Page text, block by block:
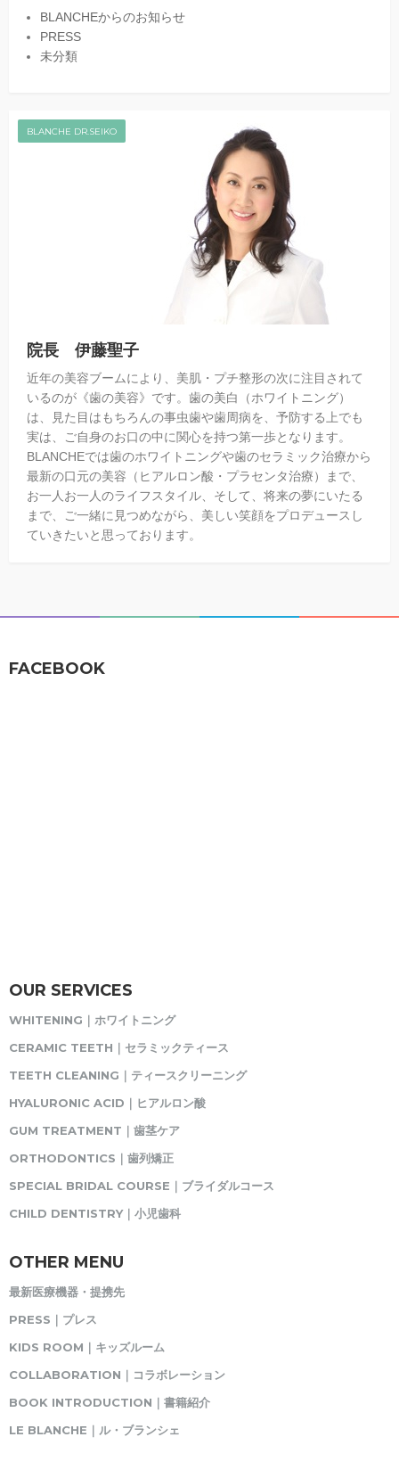
BLANCHEからのお知らせ
PRESS
未分類
BLANCHE DR.SEIKO
院長 伊藤聖子
近年の美容ブームにより、美肌・プチ整形の次に注目されて
いるのが《歯の美容》です。歯の美白（ホワイトニング）
は、見た目はもちろんの事虫歯や歯周病を、予防する上でも
実は、ご自身のお口の中に関心を持つ第一歩となります。
BLANCHEでは歯のホワイトニングや歯のセラミック治療から
最新の口元の美容（ヒアルロン酸・プラセンタ治療）まで、
お一人お一人のライフスタイル、そして、将来の夢にいたる
まで、ご一緒に見つめながら、美しい笑顔をプロデュースし
ていきたいと思っております。
FACEBOOK
OUR SERVICES
WHITENING｜ホワイトニング
CERAMIC TEETH｜セラミックティース
TEETH CLEANING｜ティースクリーニング
HYALURONIC ACID｜ヒアルロン酸
GUM TREATMENT｜歯茎ケア
ORTHODONTICS｜歯列矯正
SPECIAL BRIDAL COURSE｜ブライダルコース
CHILD DENTISTRY｜小児歯科
OTHER MENU
最新医療機器・提携先
PRESS｜プレス
KIDS ROOM｜キッズルーム
COLLABORATION｜コラボレーション
BOOK INTRODUCTION｜書籍紹介
LE BLANCHE｜ル・ブランシェ